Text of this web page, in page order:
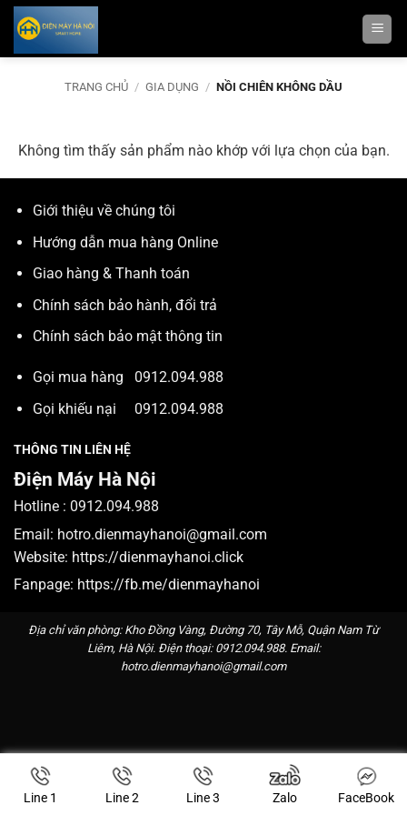
Bỏ
qua
nội
TRANG CHỦ / GIA DỤNG / NỒI CHIÊN KHÔNG DẦU
Không tìm thấy sản phẩm nào khớp với lựa chọn của bạn.
Giới thiệu về chúng tôi
Hướng dẫn mua hàng Online
Giao hàng & Thanh toán
Chính sách bảo hành, đổi trả
Chính sách bảo mật thông tin
Gọi mua hàng 0912.094.988
Gọi khiếu nại 0912.094.988
THÔNG TIN LIÊN HỆ
Điện Máy Hà Nội
Hotline : 0912.094.988
Email: hotro.dienmayhanoi@gmail.com
Website: https://dienmayhanoi.click
Fanpage: https://fb.me/dienmayhanoi
Địa chỉ văn phòng: Kho Đồng Vàng, Đường 70, Tây Mỗ, Quận Nam Từ
Liêm, Hà Nội. Điện thoại: 0912.094.988. Email:
hotro.dienmayhanoi@gmail.com
Line 1 Line 2 Line 3 Zalo FaceBook